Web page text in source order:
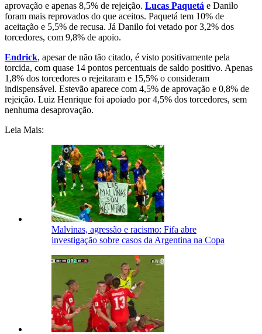
aprovação e apenas 8,5% de rejeição. Lucas Paquetá e Danilo
foram mais reprovados do que aceitos. Paquetá tem 10% de
aceitação e 5,5% de recusa. Já Danilo foi vetado por 3,2% dos
torcedores, com 9,8% de apoio.
Endrick, apesar de não tão citado, é visto positivamente pela
torcida, com quase 14 pontos percentuais de saldo positivo. Apenas
1,8% dos torcedores o rejeitaram e 15,5% o consideram
indispensável. Estevão aparece com 4,5% de aprovação e 0,8% de
rejeição. Luiz Henrique foi apoiado por 4,5% dos torcedores, sem
nenhuma desaprovação.
Leia Mais:
Malvinas, agressão e racismo: Fifa abre
investigação sobre casos da Argentina na Copa